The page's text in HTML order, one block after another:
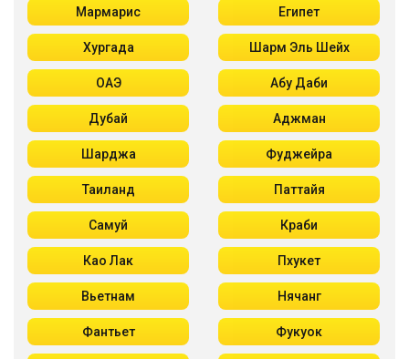
Мармарис Египет
Хургада Шарм Эль Шейх
ОАЭ Абу Даби
Дубай Аджман
Шарджа Фуджейра
Таиланд Паттайя
Самуй Краби
Као Лак Пхукет
Вьетнам Нячанг
Фантьет Фукуок